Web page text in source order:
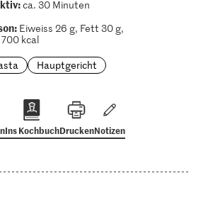
ca. 30 Minuten
Eiweiss 26 g, Fett 30 g,
kcal
Hauptgericht
Ins KochbuchDruckenNotizen